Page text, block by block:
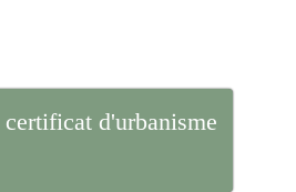
certificat d'urbanisme